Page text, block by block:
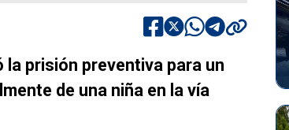
prisión preventiva para un
de una niña en la vía